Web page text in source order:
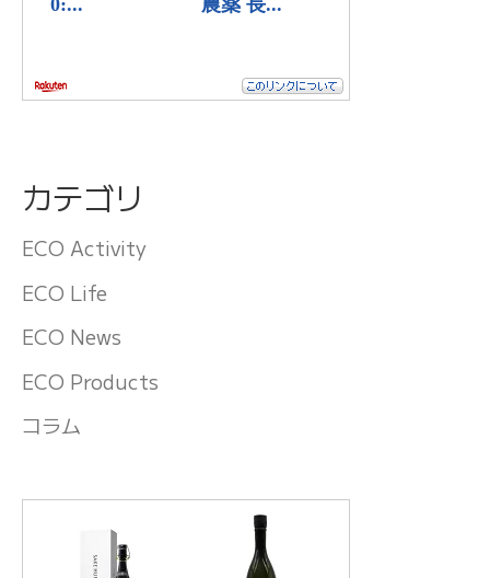
カテゴリ
ECO Activity
ECO Life
ECO News
ECO Products
コラム